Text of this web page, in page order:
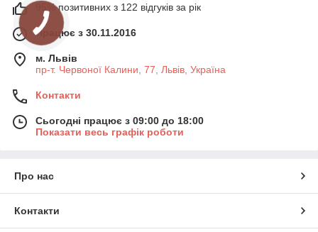
95% позитивних з 122 відгуків за рік
Працює з 30.11.2016
м. Львів
пр-т. Червоної Калини, 77, Львів, Україна
Контакти
Сьогодні працює з 09:00 до 18:00
Показати весь графік роботи
Про нас
Контакти